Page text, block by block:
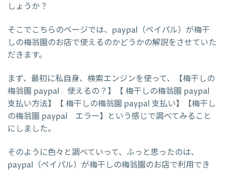
しょうか？
そこでこちらのページでは、paypal（ペイパル）が梅干
しの梅翁園のお店で使えるのかどうかの解説をさせていた
だきます。
まず、最初に私自身、検索エンジンを使って、【梅干しの
梅翁園 paypal 使えるの？】【 梅干しの梅翁園 paypal
支払い方法】【 梅干しの梅翁園 paypal 支払い】【梅干し
の梅翁園 paypal エラー】という感じで調べてみること
にしました。
そのように色々と調べていって、ふっと思ったのは、
paypal（ペイパル）が梅干しの梅翁園のお店で利用でき